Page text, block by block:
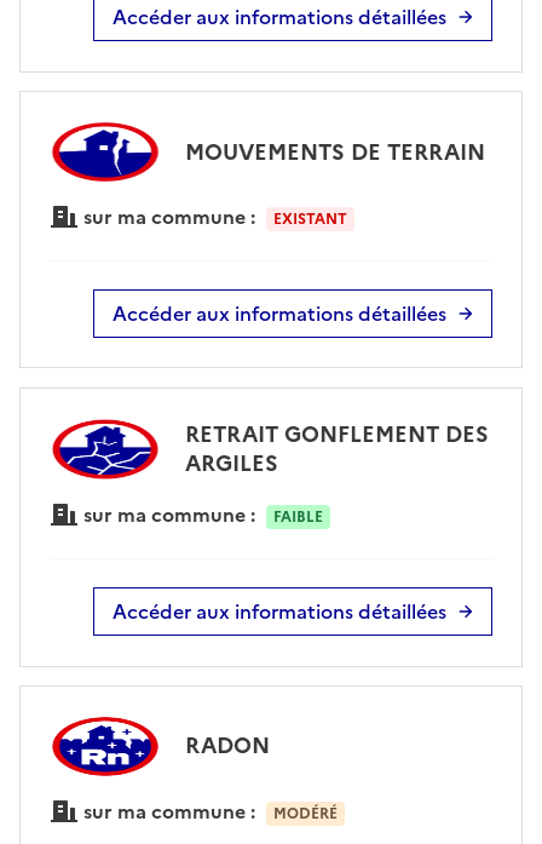
Accéder aux informations détaillées
MOUVEMENTS DE TERRAIN
sur ma commune : EXISTANT
Accéder aux informations détaillées
RETRAIT GONFLEMENT DES
ARGILES
sur ma commune : FAIBLE
Accéder aux informations détaillées
RADON
sur ma commune : MODÉRÉ